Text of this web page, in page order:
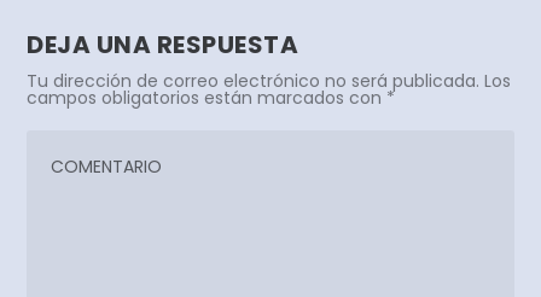
DEJA UNA RESPUESTA
Tu dirección de correo electrónico no será publicada. Los
campos obligatorios están marcados con *